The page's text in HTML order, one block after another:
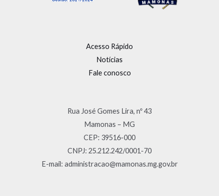
Acesso Rápido
Notícias
Fale conosco
Rua José Gomes Lira, nº 43
Mamonas – MG
CEP: 39516-000
CNPJ: 25.212.242/0001-70
E-mail: administracao@mamonas.mg.gov.br